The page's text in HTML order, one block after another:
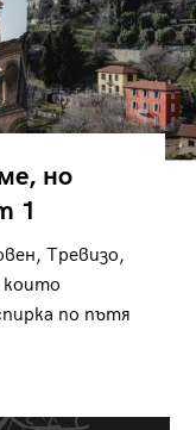
но
1
Тревизо,
по пътя